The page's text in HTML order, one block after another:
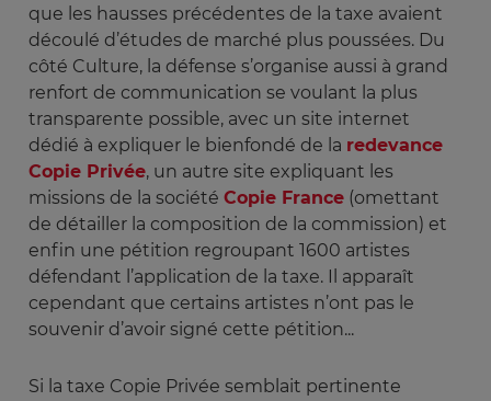
que les hausses précédentes de la taxe avaient
découlé d’études de marché plus poussées. Du
côté Culture, la défense s’organise aussi à grand
renfort de communication se voulant la plus
transparente possible, avec un site internet
dédié à expliquer le bienfondé de la redevance
Copie Privée, un autre site expliquant les
missions de la société Copie France (omettant
de détailler la composition de la commission) et
enfin une pétition regroupant 1600 artistes
défendant l’application de la taxe. Il apparaît
cependant que certains artistes n’ont pas le
souvenir d’avoir signé cette pétition...
Si la taxe Copie Privée semblait pertinente